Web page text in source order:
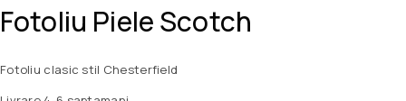
Fotoliu Piele Scotch
Fotoliu clasic stil Chesterfield